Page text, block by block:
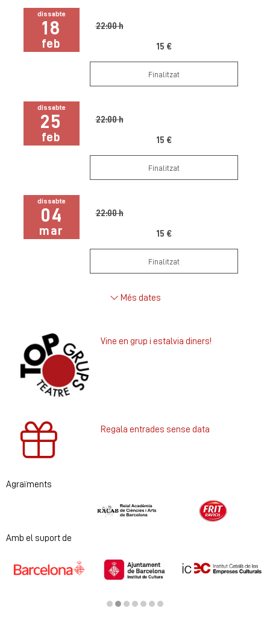
dissabte
18
feb
22:00 h
15 €
Finalitzat
dissabte
25
feb
22:00 h
15 €
Finalitzat
dissabte
04
mar
22:00 h
15 €
Finalitzat
Més dates
Vine en grup i estalvia diners!
Regala entrades sense data
Agraïments
Diapositiva 1 de 2
Amb el suport de